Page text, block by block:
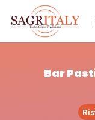
Bar